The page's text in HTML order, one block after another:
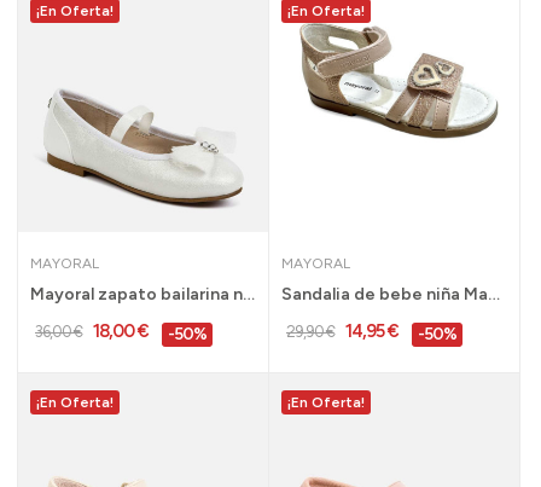
¡En Oferta!
MAYORAL
Mayoral zapato bailarina niña rosa y blanca 26...
36,00 € 18,00 € -50%
¡En Oferta!
MAYORAL
Sandalia de bebe niña Mayoral con velcro rosa y...
29,90 € 14,95 € -50%
¡En Oferta! ¡En Oferta!